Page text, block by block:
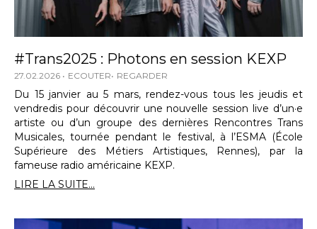
#Trans2025 : Photons en session KEXP
27.02.2026 ECOUTER REGARDER
Du 15 janvier au 5 mars, rendez-vous tous les jeudis et
vendredis pour découvrir une nouvelle session live d’un·e
artiste ou d’un groupe des dernières Rencontres Trans
Musicales, tournée pendant le festival, à l’ESMA (École
Supérieure des Métiers Artistiques, Rennes), par la
fameuse radio américaine KEXP.
LIRE LA SUITE...